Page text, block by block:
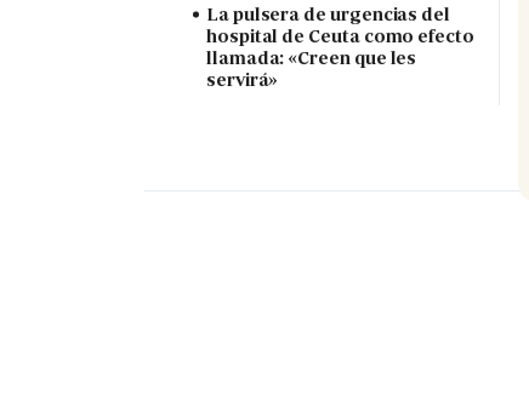
La pulsera de urgencias del
hospital de Ceuta como efecto
llamada: «Creen que les
servirá»